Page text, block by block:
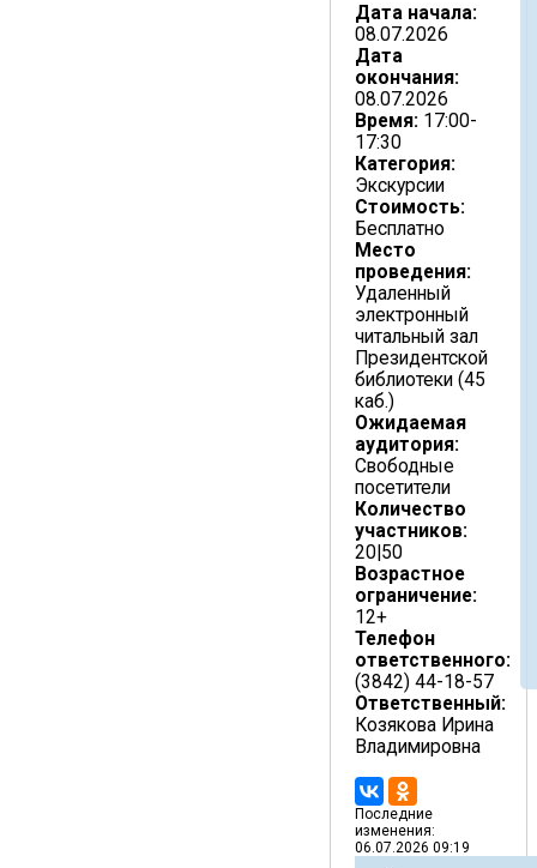
Дата начала:
08.07.2026
Дата
окончания:
08.07.2026
Время: 17:00-
17:30
Категория:
Экскурсии
Стоимость:
Бесплатно
Место
проведения:
Удаленный
электронный
читальный зал
Президентской
библиотеки (45
каб.)
Ожидаемая
аудитория:
Свободные
посетители
Количество
участников:
20|50
Возрастное
ограничение:
12+
Телефон
ответственного:
(3842) 44-18-57
Ответственный:
Козякова Ирина
Владимировна
Последние
изменения:
06.07.2026 09:19